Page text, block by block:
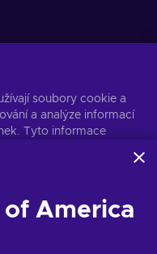
Předplatit
informací naleznete v
soubory cookie a
a analýze informací
Tyto informace
být také použity k
s používáním
a jejími partnery. Svůj
„Přizpůsobit“.
America